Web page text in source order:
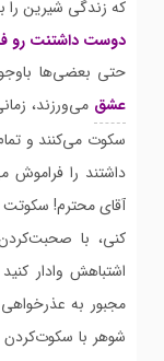
که زندگی شیرین را
دوست داشتنت رو
حتی بعضی‌ها
عشق می‌ورزند،
سکوت می‌کنند و
داشتند را فراموش
آقای محترم!
کنی، با
اشتباهش وادار
مجبور به
شوهر با